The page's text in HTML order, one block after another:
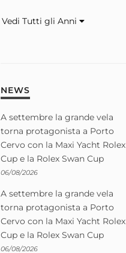
Vedi Tutti gli Anni
NEWS
A settembre la grande vela
torna protagonista a Porto
Cervo con la Maxi Yacht Rolex
Cup e la Rolex Swan Cup
06/08/2026
A settembre la grande vela
torna protagonista a Porto
Cervo con la Maxi Yacht Rolex
Cup e la Rolex Swan Cup
06/08/2026